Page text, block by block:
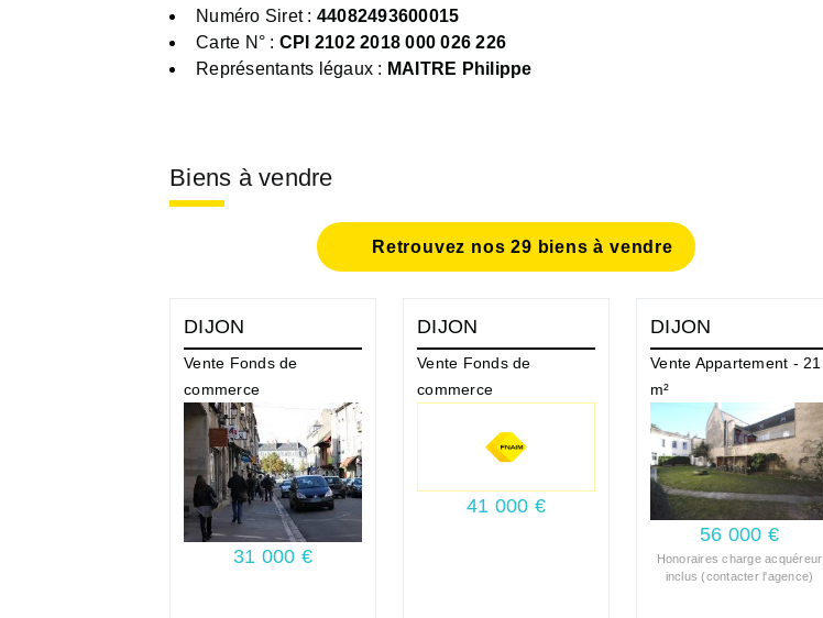
Numéro Siret : 44082493600015
Carte N° : CPI 2102 2018 000 026 226
Représentants légaux : MAITRE Philippe
Biens à vendre
Retrouvez nos 29 biens à vendre
DIJON
Vente Fonds de
commerce
31 000 €
DIJON
Vente Fonds de
commerce
41 000 €
DIJON
Vente Appartement - 21
m²
56 000 €
Honoraires charge acquéreur
inclus (contacter l'agence)